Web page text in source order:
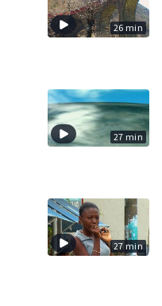
26 min
27 min
27 min